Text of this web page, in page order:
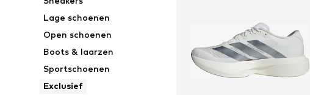
Lage schoenen
Open schoenen
Boots & laarzen
Sportschoenen
Exclusief